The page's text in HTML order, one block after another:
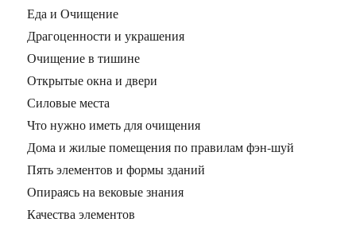
Еда и Очищение
Драгоценности и украшения
Очищение в тишине
Открытые окна и двери
Силовые места
Что нужно иметь для очищения
Дома и жилые помещения по правилам фэн-шуй
Пять элементов и формы зданий
Опираясь на вековые знания
Качества элементов